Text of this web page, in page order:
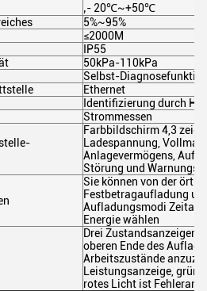
‚- 20℃~+50℃
5%~95%
≤2000M
IP55
50kPa-110kPa
Selbst-
Ethernet
Identifizierung durch
Strommessen
Farbbildschirm 4,3
Ladespannung,
Anlagevermögens,
Störung und
Sie können von der
Festbetragaufladung
Aufladungsmodi
Energie wählen
Drei Zustandsanzeigen,
oberen Ende des
Arbeitszustände
Leistungsanzeige,
rotes Licht ist